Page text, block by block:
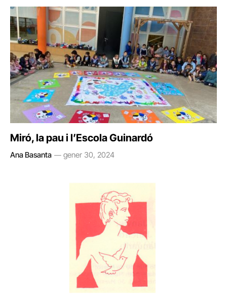
Miró, la pau i l’Escola Guinardó
Ana Basanta gener 30, 2024